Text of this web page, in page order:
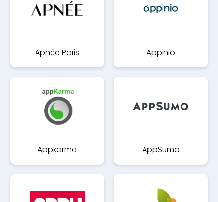
Apnée Paris Appinio
Appkarma AppSumo